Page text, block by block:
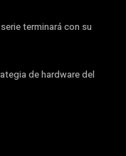
terminará con su
de hardware del